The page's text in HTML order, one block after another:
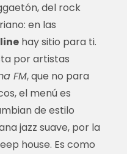
del rock
en las
hay sitio para ti.
por artistas
FM, que no para
el menú es
de estilo
jazz suave, por la
house. Es como